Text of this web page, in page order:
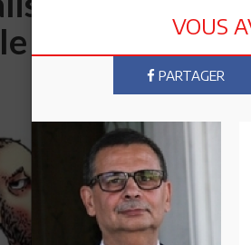
mais un
VOUS
PARTAGER